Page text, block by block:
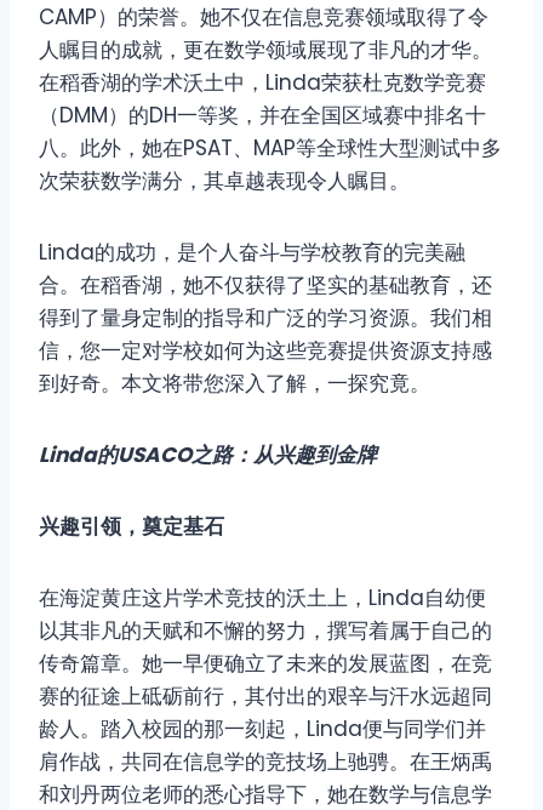
CAMP）的荣誉。她不仅在信息竞赛领域取得了令
人瞩目的成就，更在数学领域展现了非凡的才华。
在稻香湖的学术沃土中，Linda荣获杜克数学竞赛
（DMM）的DH一等奖，并在全国区域赛中排名十
八。此外，她在PSAT、MAP等全球性大型测试中多
次荣获数学满分，其卓越表现令人瞩目。
Linda的成功，是个人奋斗与学校教育的完美融
合。在稻香湖，她不仅获得了坚实的基础教育，还
得到了量身定制的指导和广泛的学习资源。我们相
信，您一定对学校如何为这些竞赛提供资源支持感
到好奇。本文将带您深入了解，一探究竟。
Linda的USACO之路：从兴趣到金牌
兴趣引领，奠定基石
在海淀黄庄这片学术竞技的沃土上，Linda自幼便
以其非凡的天赋和不懈的努力，撰写着属于自己的
传奇篇章。她一早便确立了未来的发展蓝图，在竞
赛的征途上砥砺前行，其付出的艰辛与汗水远超同
龄人。踏入校园的那一刻起，Linda便与同学们并
肩作战，共同在信息学的竞技场上驰骋。在王炳禹
和刘丹两位老师的悉心指导下，她在数学与信息学